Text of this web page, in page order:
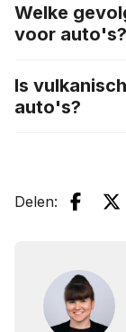
Welke
voor auto's?
Is
auto's?
Delen: